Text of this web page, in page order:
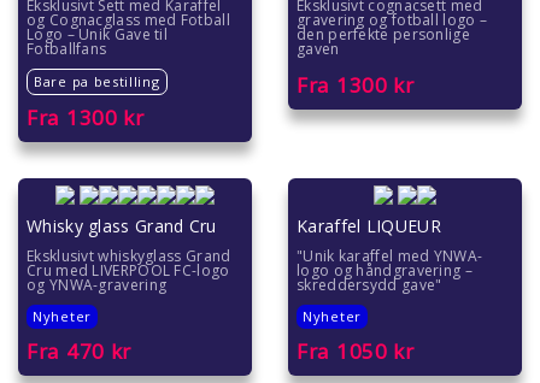
Eksklusivt Sett med Karaffel
og Cognacglass med Fotball
Logo – Unik Gave til
Fotballfans
Bare pa bestilling
Fra 1300 kr
Eksklusivt cognacsett med
gravering og fotball logo –
den perfekte personlige
gaven
Fra 1300 kr
Whisky glass Grand Cru
Eksklusivt whiskyglass Grand
Cru med LIVERPOOL FC-logo
og YNWA-gravering
Nyheter
Fra 470 kr
Karaffel LIQUEUR
"Unik karaffel med YNWA-
logo og håndgravering –
skreddersydd gave"
Nyheter
Fra 1050 kr